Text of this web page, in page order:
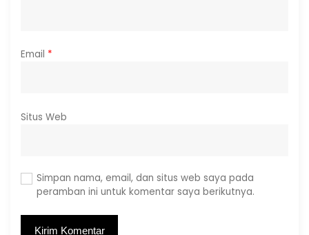
Email *
Situs Web
Simpan nama, email, dan situs web saya pada
peramban ini untuk komentar saya berikutnya.